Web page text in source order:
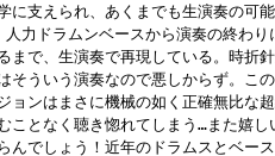
に支えられ、あくまでも生演奏の可
力ドラムンベースから演奏の終わり
で、生演奏で再現している。時折
そういう演奏なので悪しからず。こ
ョンはまさに機械の如く正確無比な
となく聴き惚れてしまう…また嬉し
んでしょう！近年のドラムスとベー